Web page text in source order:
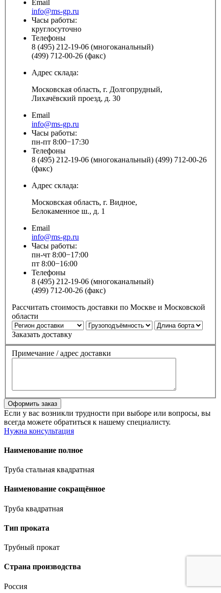
Email
info@ms-gp.ru
Часы работы:
круглосуточно
Телефоны
8 (495) 212-19-06 (многоканальный)
(499) 712-00-26 (факс)
Адрес склада:
Московская область, г. Долгопрудный,
Лихачёвский проезд, д. 30
Email
info@ms-gp.ru
Часы работы:
пн-пт 8:00−17:30
Телефоны
8 (495) 212-19-06 (многоканальный) (499) 712-00-26
(факс)
Адрес склада:
Московская область, г. Видное,
Белокаменное ш., д. 1
Email
info@ms-gp.ru
Часы работы:
пн-чт 8:00−17:00
пт 8:00−16:00
Телефоны
8 (495) 212-19-06 (многоканальный)
(499) 712-00-26 (факс)
Рассчитать стоимость доставки по Москве и Московской
области
Заказать доставку
Примечание / адрес доставки
Если у вас возникли трудности при выборе или вопросы, вы
всегда можете обратиться к нашему специалисту.
Нужна консультация
Наименование полное
Труба стальная квадратная
Наименование сокращённое
Труба квадратная
Тип проката
Трубный прокат
Страна производства
Россия